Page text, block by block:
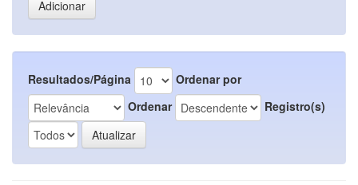
Resultados/Página
Ordenar por
Ordenar
Registro(s)